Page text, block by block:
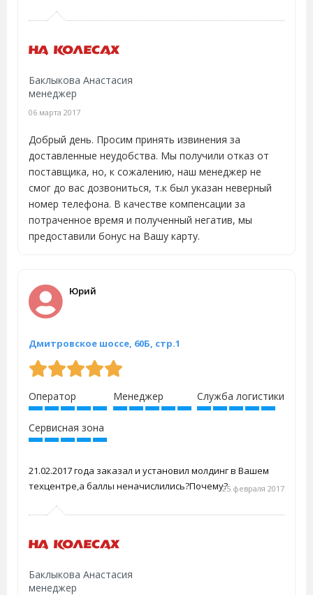
Баклыкова Анастасия
менеджер
06 марта 2017
Добрый день. Просим принять извинения за
доставленные неудобства. Мы получили отказ от
поставщика, но, к сожалению, наш менеджер не
смог до вас дозвониться, т.к был указан неверный
номер телефона. В качестве компенсации за
потраченное время и полученный негатив, мы
предоставили бонус на Вашу карту.
Юрий
Дмитровское шоссе, 60Б, стр.1
25 февраля 2017
Оператор Менеджер Служба логистики
Сервисная зона
21.02.2017 года заказал и установил молдинг в Вашем
техцентре,а баллы неначислились?Почему?
Баклыкова Анастасия
менеджер